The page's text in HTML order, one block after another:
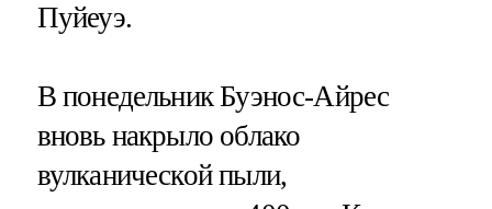
Пуйеуэ.
В понедельник Буэнос-Айрес
вновь накрыло облако
вулканической пыли,